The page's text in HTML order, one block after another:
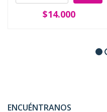
$14.000
ENCUÉNTRANOS